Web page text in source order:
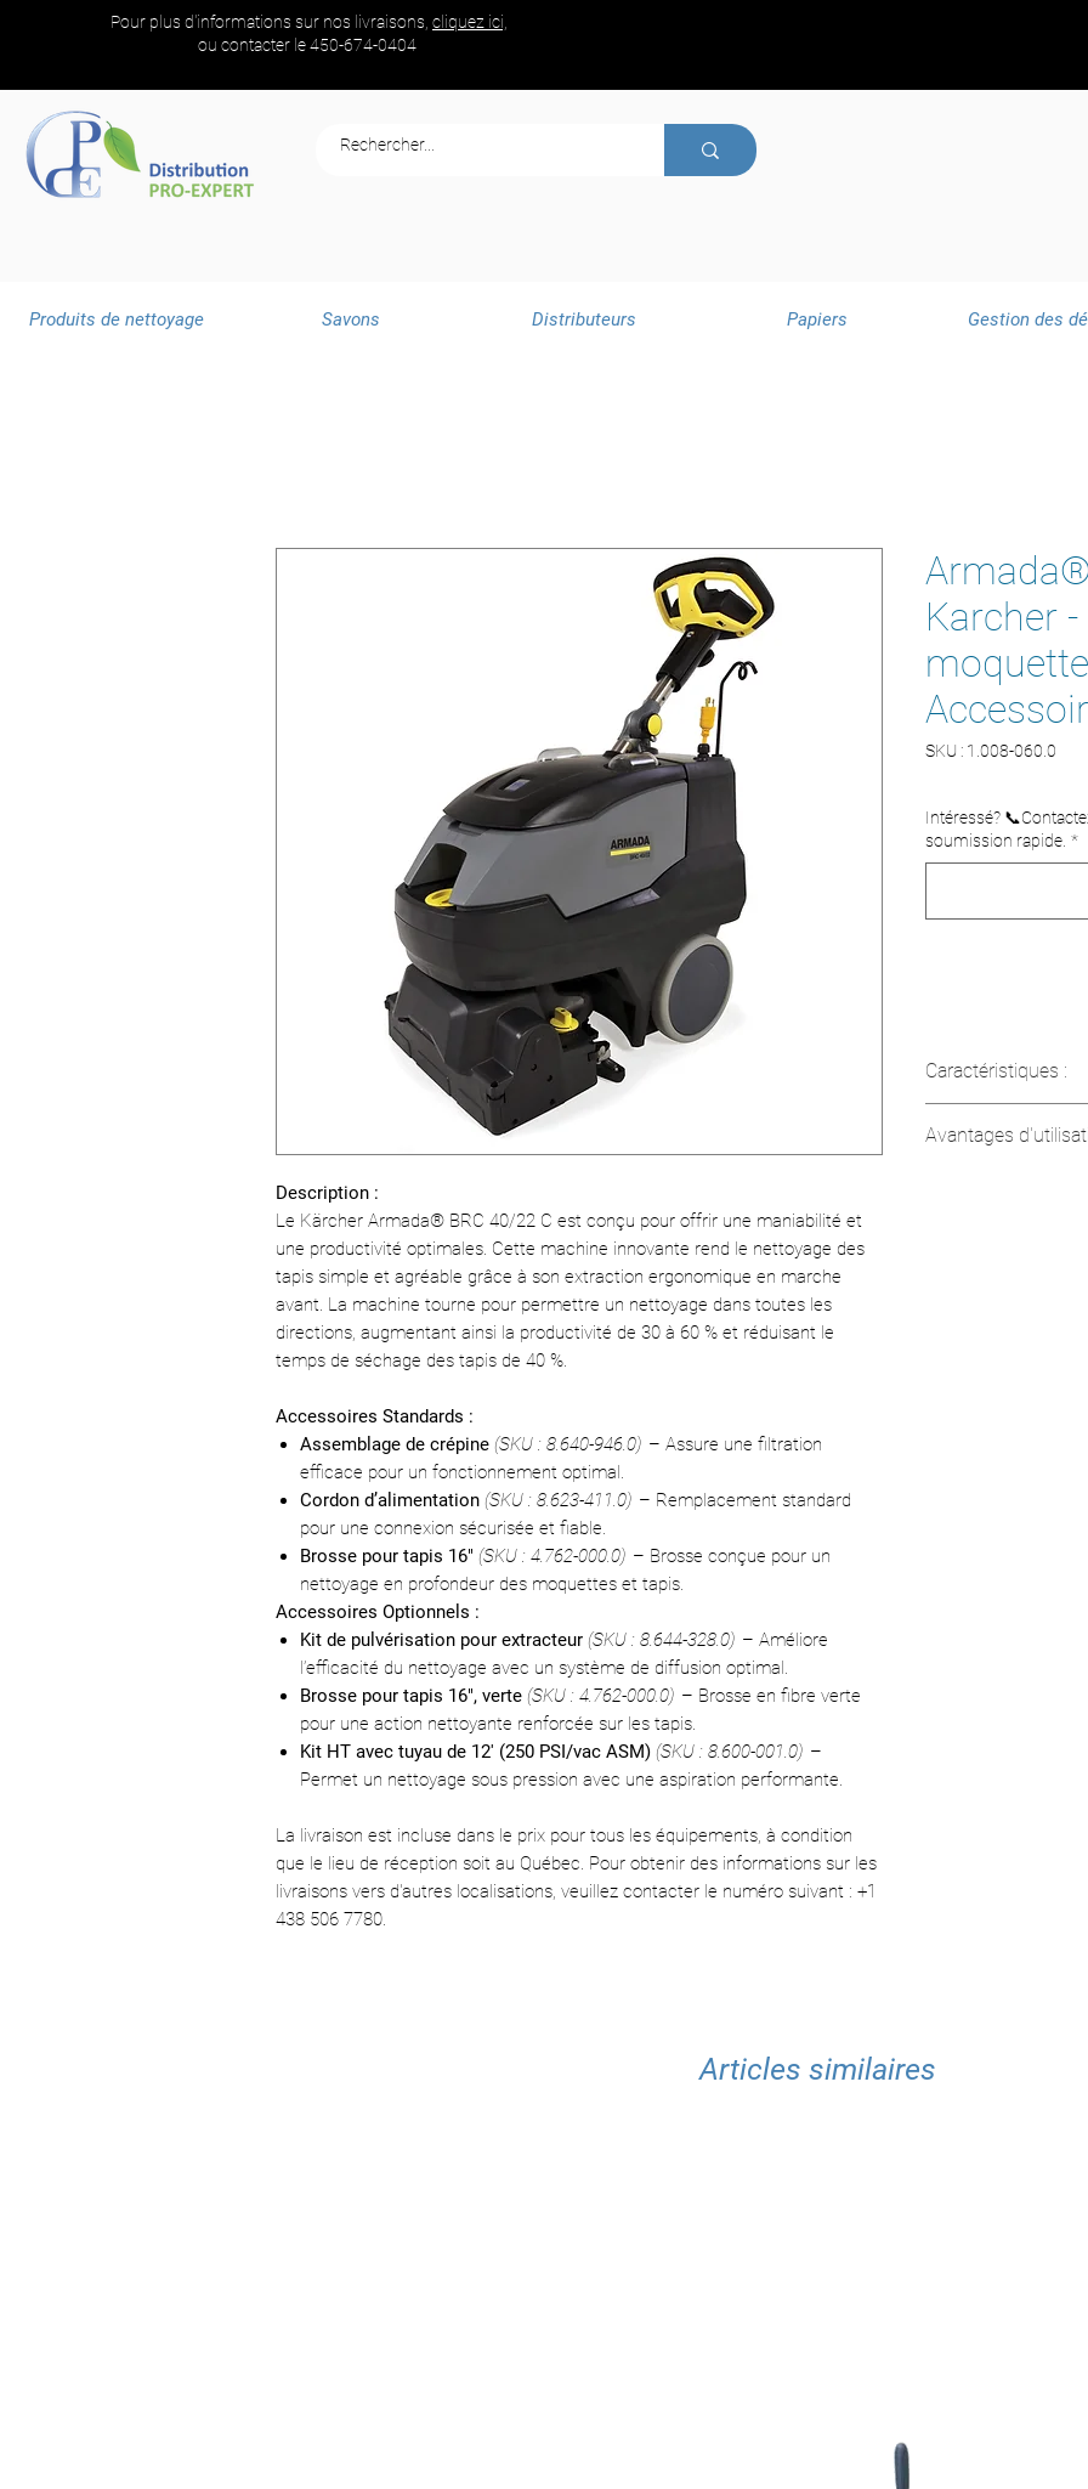
Pour plus d'informations sur nos livraisons, cliquez ici,
ou contacter le450-674-0404
Produits de nettoyage Savons Distributeurs Papiers Gestion des
Description :
Le Kärcher Armada® BRC 40/22 C est conçu pour offrir une maniabilité et
une productivité optimales. Cette machine innovante rend le nettoyage des
tapis simple et agréable grâce à son extraction ergonomique en marche
avant. La machine tourne pour permettre un nettoyage dans toutes les
directions, augmentant ainsi la productivité de 30 à 60 % et réduisant le
temps de séchage des tapis de 40 %.
Accessoires Standards :
Assemblage de crépine (SKU : 8.640-946.0) – Assure une filtration
efficace pour un fonctionnement optimal.
Cordon d’alimentation (SKU : 8.623-411.0) – Remplacement standard
pour une connexion sécurisée et fiable.
Brosse pour tapis 16" (SKU : 4.762-000.0) – Brosse conçue pour un
nettoyage en profondeur des moquettes et tapis.
Accessoires Optionnels :
Kit de pulvérisation pour extracteur (SKU : 8.644-328.0) – Améliore
l’efficacité du nettoyage avec un système de diffusion optimal.
Brosse pour tapis 16", verte (SKU : 4.762-000.0) – Brosse en fibre verte
pour une action nettoyante renforcée sur les tapis.
Kit HT avec tuyau de 12' (250 PSI/vac ASM) (SKU : 8.600-001.0) –
Permet un nettoyage sous pression avec une aspiration performante.
La livraison est incluse dans le prix pour tous les équipements, à condition
que le lieu de réception soit au Québec. Pour obtenir des informations sur les
livraisons vers d'autres localisations, veuillez contacter le numéro suivant : +1
438 506 7780.
Karcher
SKU : 1.008-060.0
Intéressé?
soumission rapide. *
Caractéristiques :
Largeur de
Avantages
Articles similaires